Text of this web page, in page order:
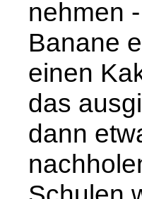
nehmen
Banane
einen
das
dann